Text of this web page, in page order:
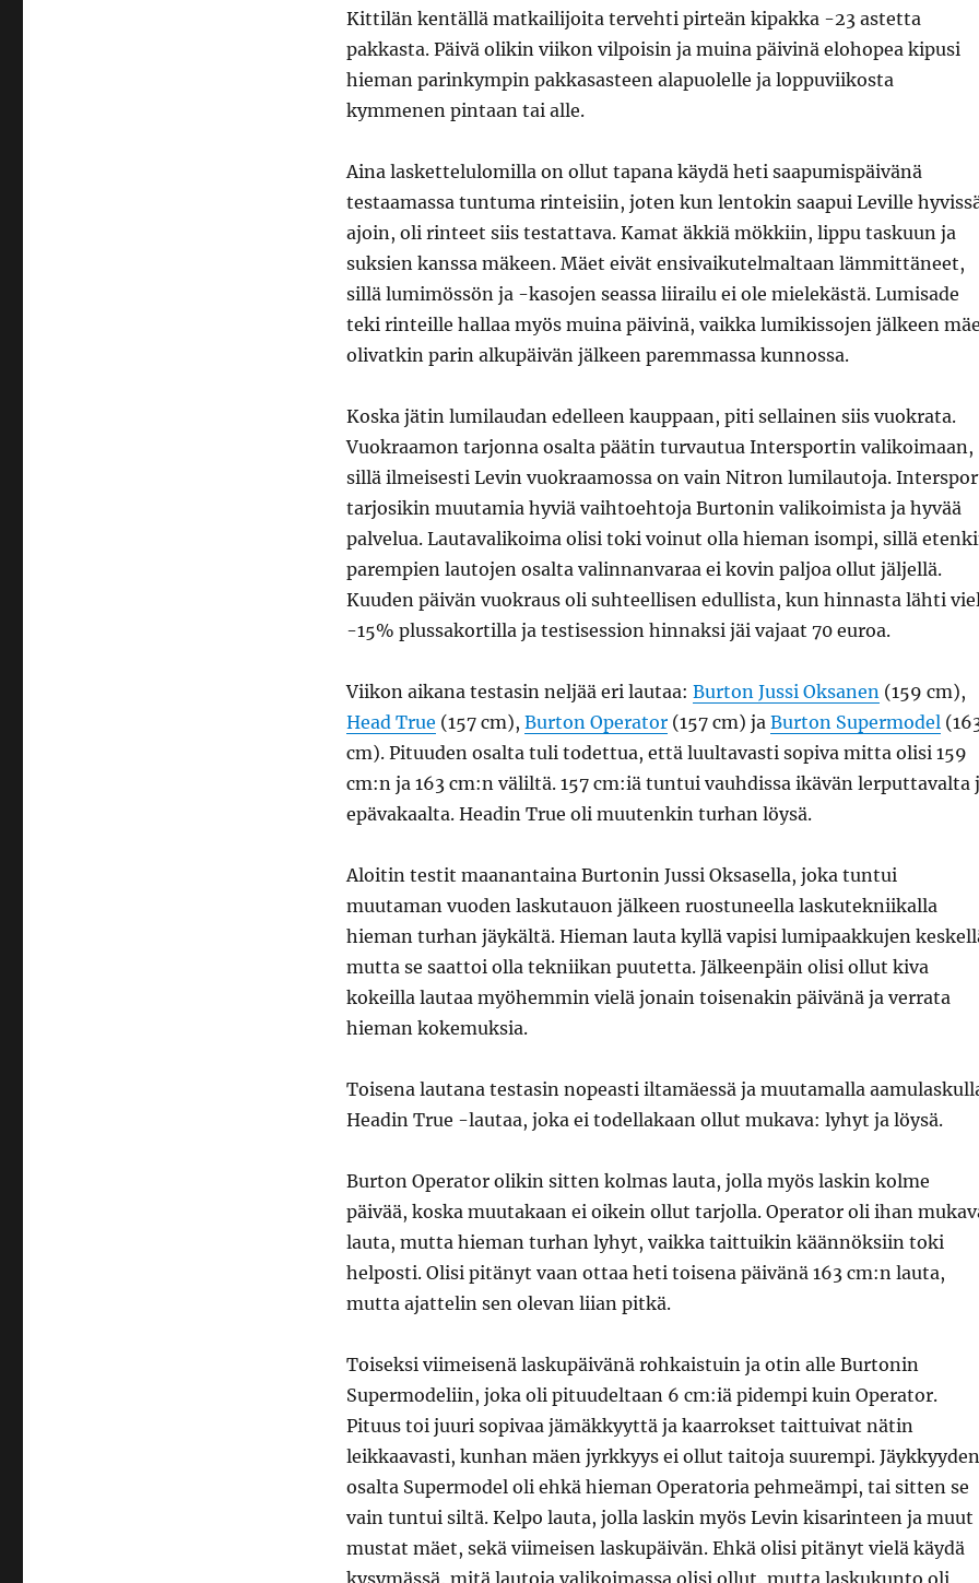
Kittilän kentällä matkailijoita tervehti pirteän kipakka -23 astetta
pakkasta. Päivä olikin viikon vilpoisin ja muina päivinä elohopea kipusi
hieman parinkympin pakkasasteen alapuolelle ja loppuviikosta
kymmenen pintaan tai alle.
Aina laskettelulomilla on ollut tapana käydä heti saapumispäivänä
testaamassa tuntuma rinteisiin, joten kun lentokin saapui Leville
ajoin, oli rinteet siis testattava. Kamat äkkiä mökkiin, lippu taskuun ja
suksien kanssa mäkeen. Mäet eivät ensivaikutelmaltaan lämmittäneet,
sillä lumimössön ja -kasojen seassa liirailu ei ole mielekästä. Lumisade
teki rinteille hallaa myös muina päivinä, vaikka lumikissojen jälkeen
olivatkin parin alkupäivän jälkeen paremmassa kunnossa.
Koska jätin lumilaudan edelleen kauppaan, piti sellainen siis vuokrata.
Vuokraamon tarjonna osalta päätin turvautua Intersportin valikoimaan,
sillä ilmeisesti Levin vuokraamossa on vain Nitron lumilautoja.
tarjosikin muutamia hyviä vaihtoehtoja Burtonin valikoimista ja hyvää
palvelua. Lautavalikoima olisi toki voinut olla hieman isompi, sillä
parempien lautojen osalta valinnanvaraa ei kovin paljoa ollut jäljellä.
Kuuden päivän vuokraus oli suhteellisen edullista, kun hinnasta lähti
-15% plussakortilla ja testisession hinnaksi jäi vajaat 70 euroa.
Viikon aikana testasin neljää eri lautaa: Burton Jussi Oksanen(159 cm),
Head True (157 cm), Burton Operator(157 cm) ja Burton Supermodel
cm). Pituuden osalta tuli todettua, että luultavasti sopiva mitta olisi 159
cm:n ja 163 cm:n väliltä. 157 cm:iä tuntui vauhdissa ikävän lerputtavalta
epävakaalta. Headin True oli muutenkin turhan löysä.
Aloitin testit maanantaina Burtonin Jussi Oksasella, joka tuntui
muutaman vuoden laskutauon jälkeen ruostuneella laskutekniikalla
hieman turhan jäykältä. Hieman lauta kyllä vapisi lumipaakkujen
mutta se saattoi olla tekniikan puutetta. Jälkeenpäin olisi ollut kiva
kokeilla lautaa myöhemmin vielä jonain toisenakin päivänä ja verrata
hieman kokemuksia.
Toisena lautana testasin nopeasti iltamäessä ja muutamalla
Headin True -lautaa, joka ei todellakaan ollut mukava: lyhyt ja löysä.
Burton Operator olikin sitten kolmas lauta, jolla myös laskin kolme
päivää, koska muutakaan ei oikein ollut tarjolla. Operator oli ihan
lauta, mutta hieman turhan lyhyt, vaikka taittuikin käännöksiin toki
helposti. Olisi pitänyt vaan ottaa heti toisena päivänä 163 cm:n lauta,
mutta ajattelin sen olevan liian pitkä.
Toiseksi viimeisenä laskupäivänä rohkaistuin ja otin alle Burtonin
Supermodeliin, joka oli pituudeltaan 6 cm:iä pidempi kuin Operator.
Pituus toi juuri sopivaa jämäkkyyttä ja kaarrokset taittuivat nätin
leikkaavasti, kunhan mäen jyrkkyys ei ollut taitoja suurempi. Jäykkyyden
osalta Supermodel oli ehkä hieman Operatoria pehmeämpi, tai sitten se
vain tuntui siltä. Kelpo lauta, jolla laskin myös Levin kisarinteen ja muut
mustat mäet, sekä viimeisen laskupäivän. Ehkä olisi pitänyt vielä käydä
kysymässä, mitä lautoja valikoimassa olisi ollut, mutta laskukunto oli